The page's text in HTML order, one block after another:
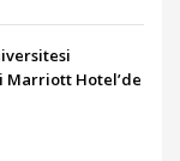
Marriott Hotel’de